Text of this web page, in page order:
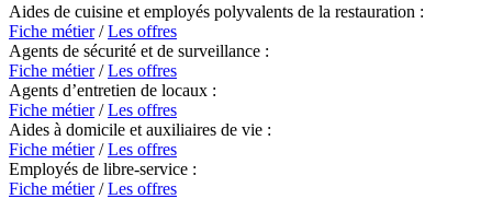
Aides de cuisine et employés polyvalents de la restauration :
Fiche métier/Les offres
Agents de sécurité et de surveillance :
Fiche métier/Les offres
Agents d’entretien de locaux :
Fiche métier/Les offres
Aides à domicile et auxiliaires de vie :
Fiche métier/Les offres
Employés de libre-service :
Fiche métier/Les offres